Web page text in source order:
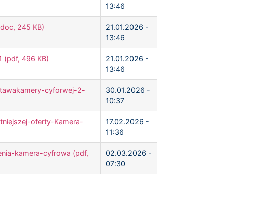
13:46
245 KB)
21.01.2026 -
13:46
496 KB)
21.01.2026 -
13:46
cyforwej-2-
30.01.2026 -
10:37
oferty-Kamera-
17.02.2026 -
11:36
kamera-cyfrowa (pdf,
02.03.2026 -
07:30